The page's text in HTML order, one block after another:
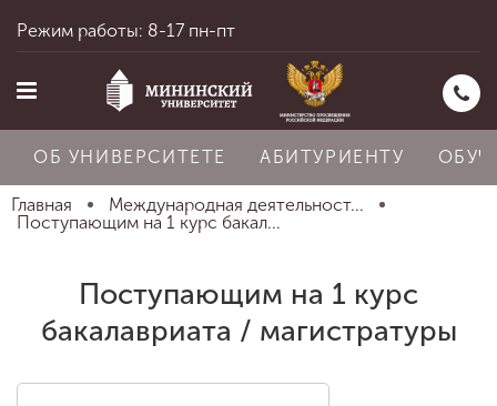
Об университете
Режим работы: 8-17 пн-пт
ОБ УНИВЕРСИТЕТЕ АБИТУРИЕНТУ
Главная
Международная деятельност...
Поступающим на 1 курс бакал...
Поступающим на 1 курс
бакалавриата / магистратуры